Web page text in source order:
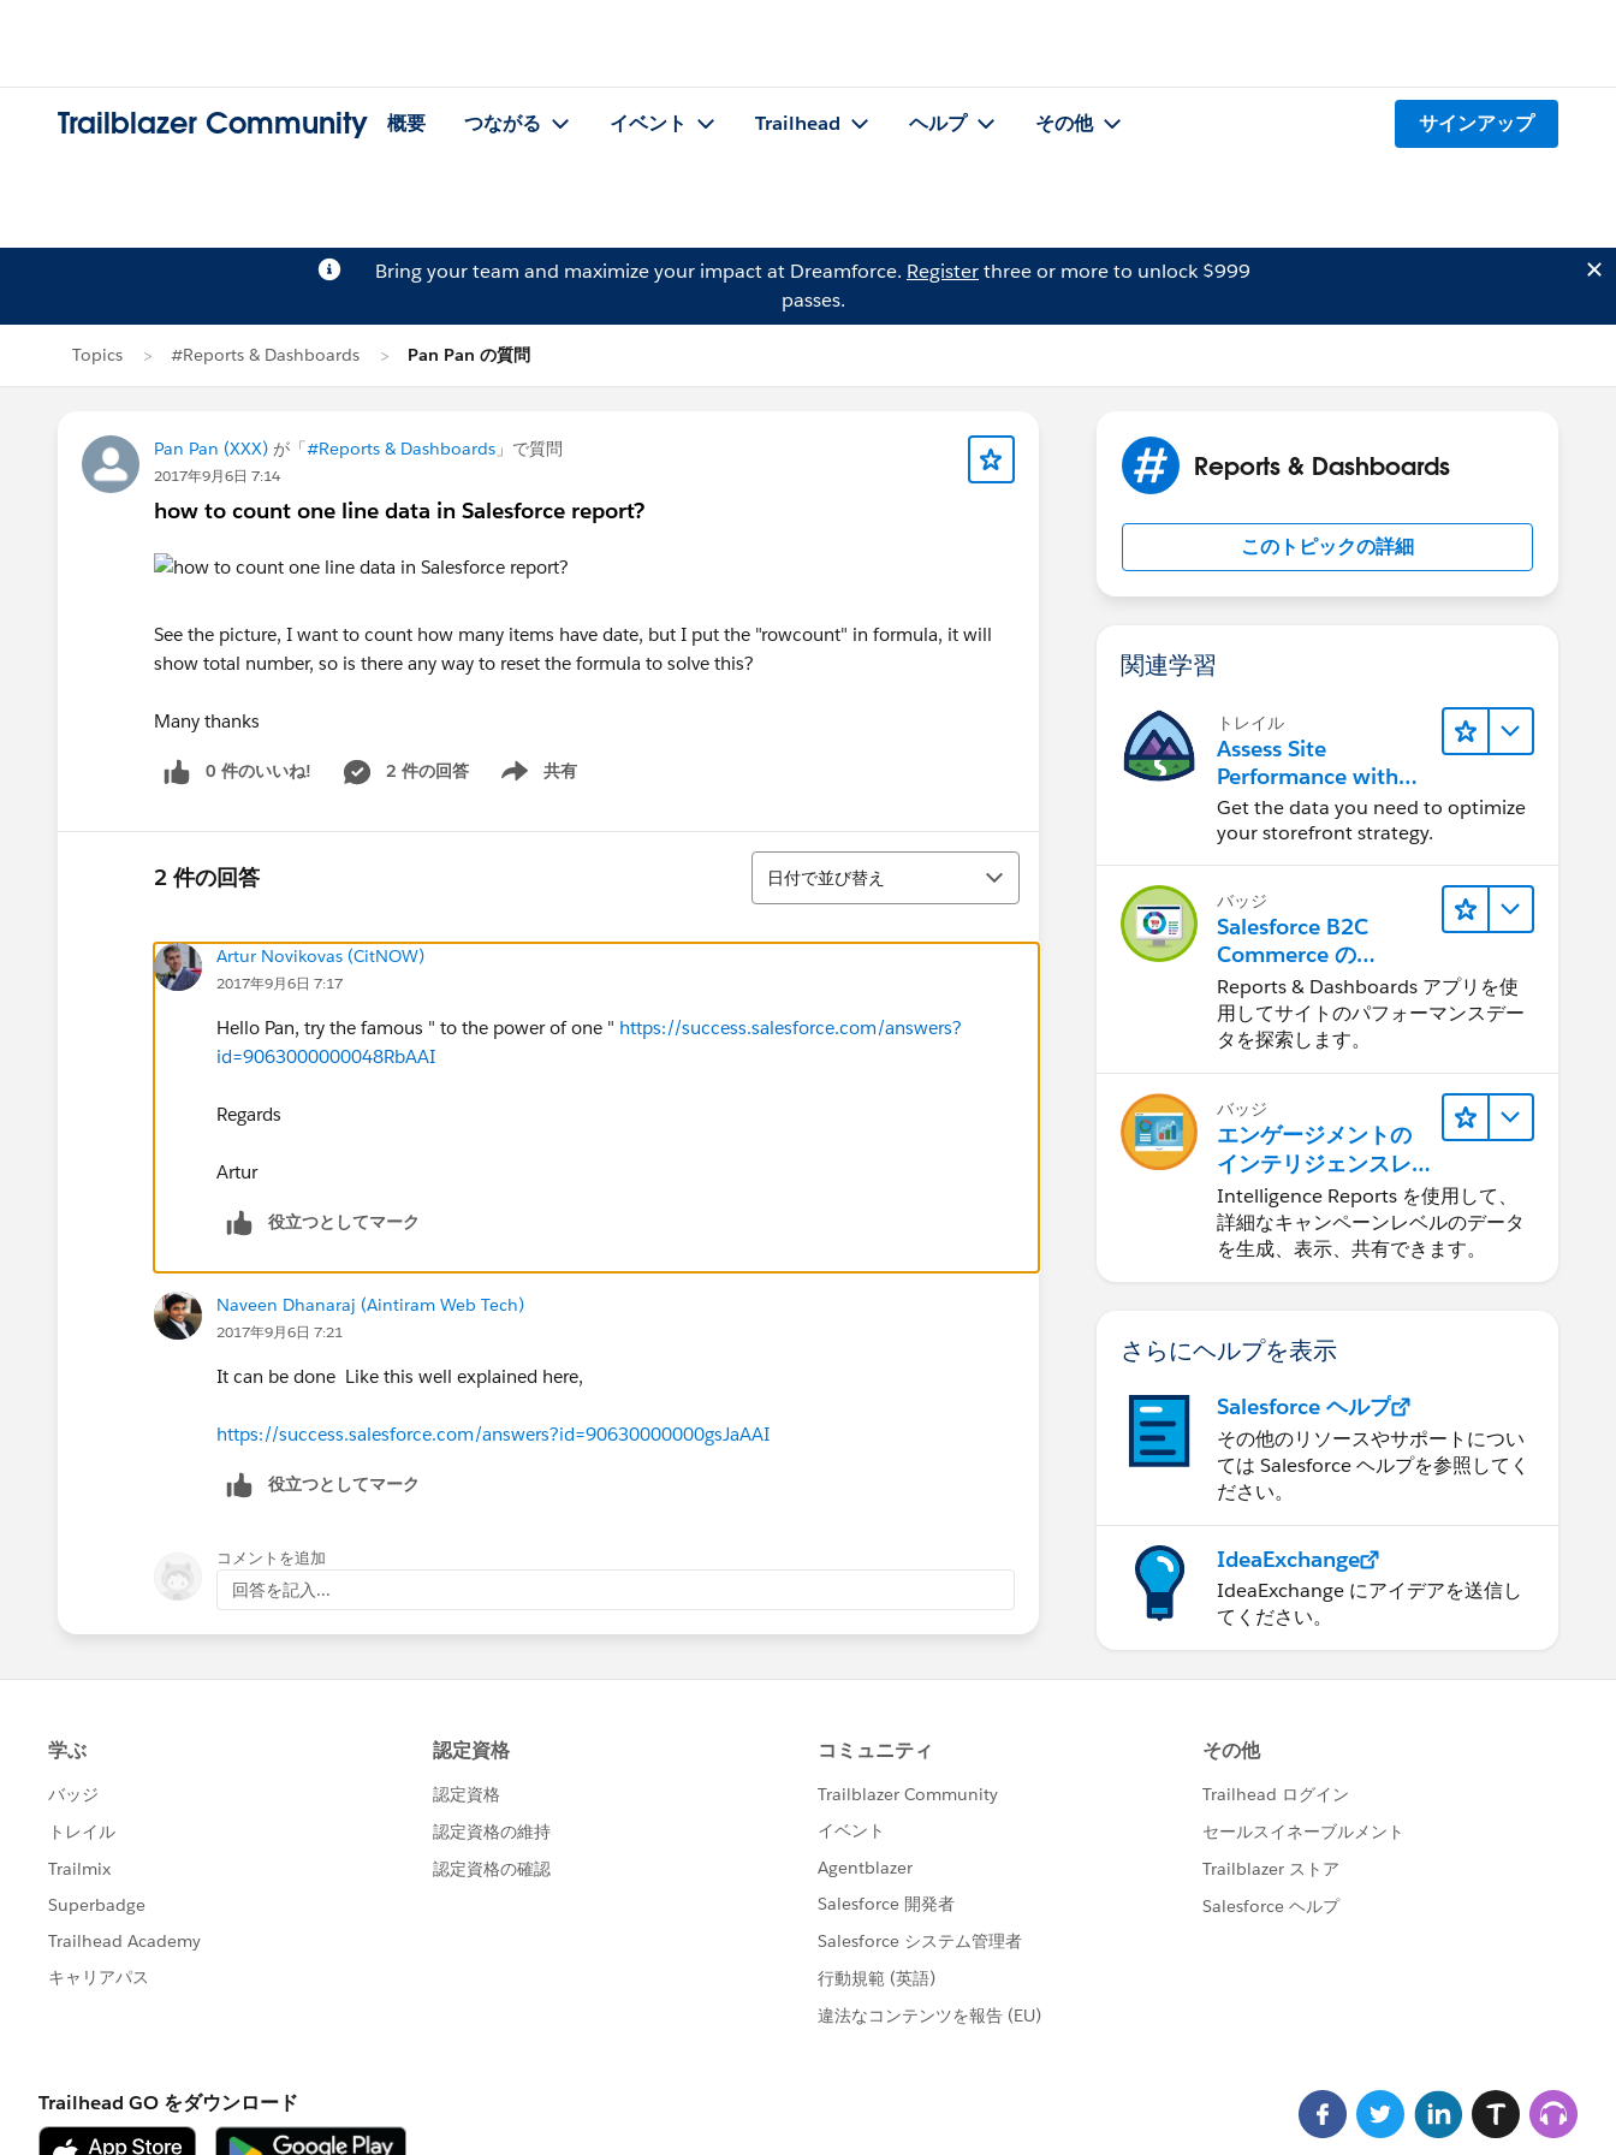
Trailblazer Community 概要 つながる イベント Trailhead ヘルプ その他 サインアップ
Bring your team and maximize your impact at Dreamforce. Registerthree or more to unlock $999
passes.
Topics #Reports & Dashboards Pan Pan の質問
Pan Pan (XXX) が「#Reports & Dashboards 」で質問
2017年9月6日 7:14
how to count one line data in Salesforce report?
See the picture, I want to count how many items have date, but I put the "rowcount" in formula, it will
show total number, so is there any way to reset the formula to solve this?
Many thanks
0 件のいいね! 2 件の回答 共有
Show menu
2 件の回答
並び替え
日付で並び替え
Artur Novikovas (CitNOW)
2017年9月6日 7:17
Hello Pan, try the famous " to the power of one " https://success.salesforce.com/answers?
id=9063000000048RbAAI
Regards
Artur
役立つとしてマーク
Naveen Dhanaraj (Aintiram Web Tech)
2017年9月6日 7:21
It can be done Like this well explained here,
https://success.salesforce.com/answers?id=90630000000gsJaAAI
役立つとしてマーク
コメントを追加
回答を記入...
Reports & Dashboards
このトピックの詳細
関連学習
トレイル
Assess Site
Performance with
B2C Commerce
Reports &
Dashboards
Get the data you need to optimize
your storefront strategy.
バッジ
Salesforce B2C
Commerce の
Reports &
Dashboards
Reports & Dashboards アプリを使
用してサイトのパフォーマンスデー
タを探索します。
バッジ
エンゲージメントの
インテリジェンスレ
ポート
Intelligence Reports を使用して、
詳細なキャンペーンレベルのデータ
を生成、表示、共有できます。
さらにヘルプを表示
Salesforce ヘルプ
その他のリソースやサポートについ
ては Salesforce ヘルプを参照してく
ださい。
IdeaExchange
IdeaExchange にアイデアを送信し
てください。